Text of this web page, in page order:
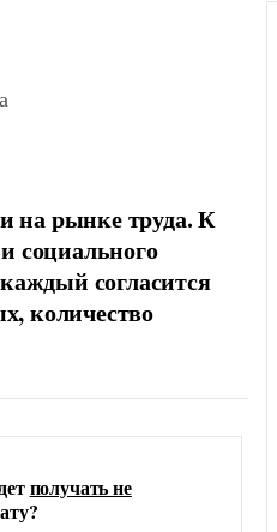
на рынке труда. К
социального
согласится
количество
получать не